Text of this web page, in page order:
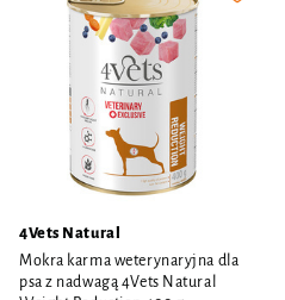
4Vets Natural
Mokra karma weterynaryjna dla
psa z nadwagą 4Vets Natural